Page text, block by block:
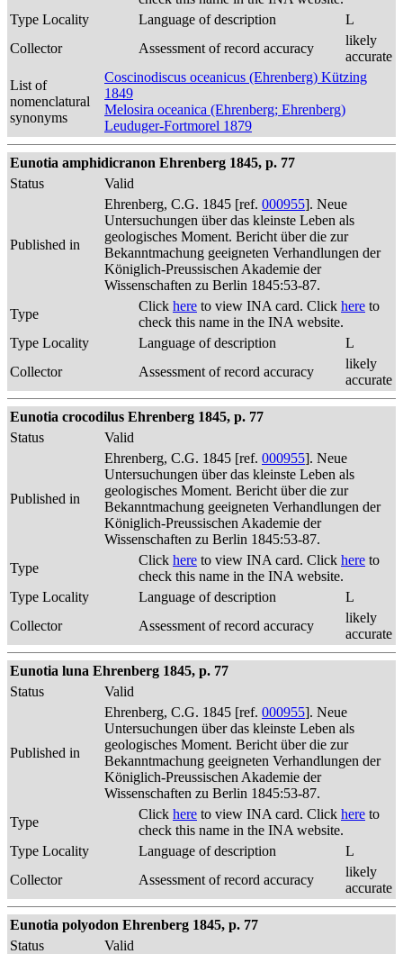
Type Locality
Language of description
L
Collector
Assessment of record accuracy
likely
accurate
List of
nomenclatural
synonyms
Coscinodiscus oceanicus (Ehrenberg) Kützing
1849
Melosira oceanica (Ehrenberg; Ehrenberg)
Leuduger-Fortmorel 1879
Eunotia amphidicranon Ehrenberg 1845, p. 77
Status
Valid
Published in
Ehrenberg, C.G. 1845 [ref. 000955]. Neue
Untersuchungen über das kleinste Leben als
geologisches Moment. Bericht über die zur
Bekanntmachung geeigneten Verhandlungen der
Königlich-Preussischen Akademie der
Wissenschaften zu Berlin 1845:53-87.
Type
Click here to view INA card. Click here to
check this name in the INA website.
Type Locality
Language of description
L
Collector
Assessment of record accuracy
likely
accurate
Eunotia crocodilus Ehrenberg 1845, p. 77
Status
Valid
Published in
Ehrenberg, C.G. 1845 [ref. 000955]. Neue
Untersuchungen über das kleinste Leben als
geologisches Moment. Bericht über die zur
Bekanntmachung geeigneten Verhandlungen der
Königlich-Preussischen Akademie der
Wissenschaften zu Berlin 1845:53-87.
Type
Click here to view INA card. Click here to
check this name in the INA website.
Type Locality
Language of description
L
Collector
Assessment of record accuracy
likely
accurate
Eunotia luna Ehrenberg 1845, p. 77
Status
Valid
Published in
Ehrenberg, C.G. 1845 [ref. 000955]. Neue
Untersuchungen über das kleinste Leben als
geologisches Moment. Bericht über die zur
Bekanntmachung geeigneten Verhandlungen der
Königlich-Preussischen Akademie der
Wissenschaften zu Berlin 1845:53-87.
Type
Click here to view INA card. Click here to
check this name in the INA website.
Type Locality
Language of description
L
Collector
Assessment of record accuracy
likely
accurate
Eunotia polyodon Ehrenberg 1845, p. 77
Status
Valid